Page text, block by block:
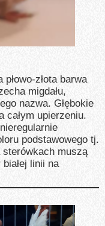
złota barwa
migdału,
nazwa. Głębokie
całym upierzeniu.
podstawowego tj.
sterówkach muszą
linii na